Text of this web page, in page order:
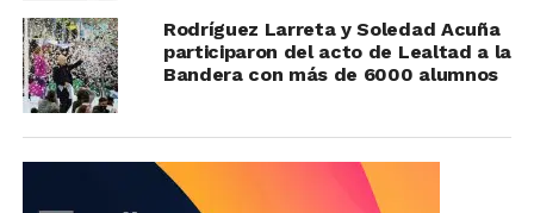
Rodríguez Larreta y Soledad Acuña
participaron del acto de Lealtad a la
Bandera con más de 6000 alumnos